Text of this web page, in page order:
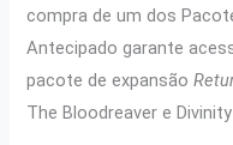
compra de um dos
Antecipado garante
pacote de expansão
The Bloodreaver e